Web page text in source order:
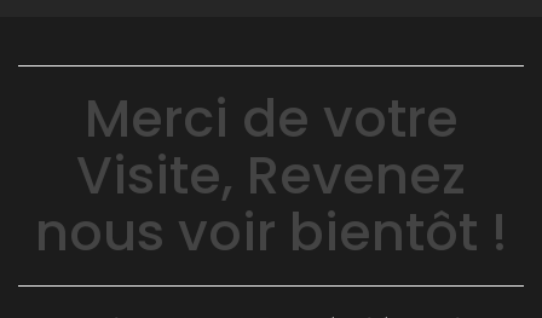
Merci de votre
Visite, Revenez
nous voir bientôt !